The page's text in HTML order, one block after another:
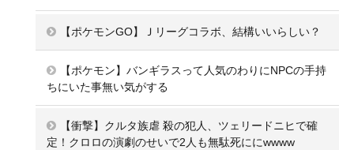
【ポケモンGO】Ｊリーグコラボ、結構いいらしい？
【ポケモン】バンギラスって人気のわりにNPCの手持
ちにいた事無い気がする
【衝撃】クルタ族虐 殺の犯人、ツェリードニヒで確
定！クロロの演劇のせいで2人も無駄死ににwwww